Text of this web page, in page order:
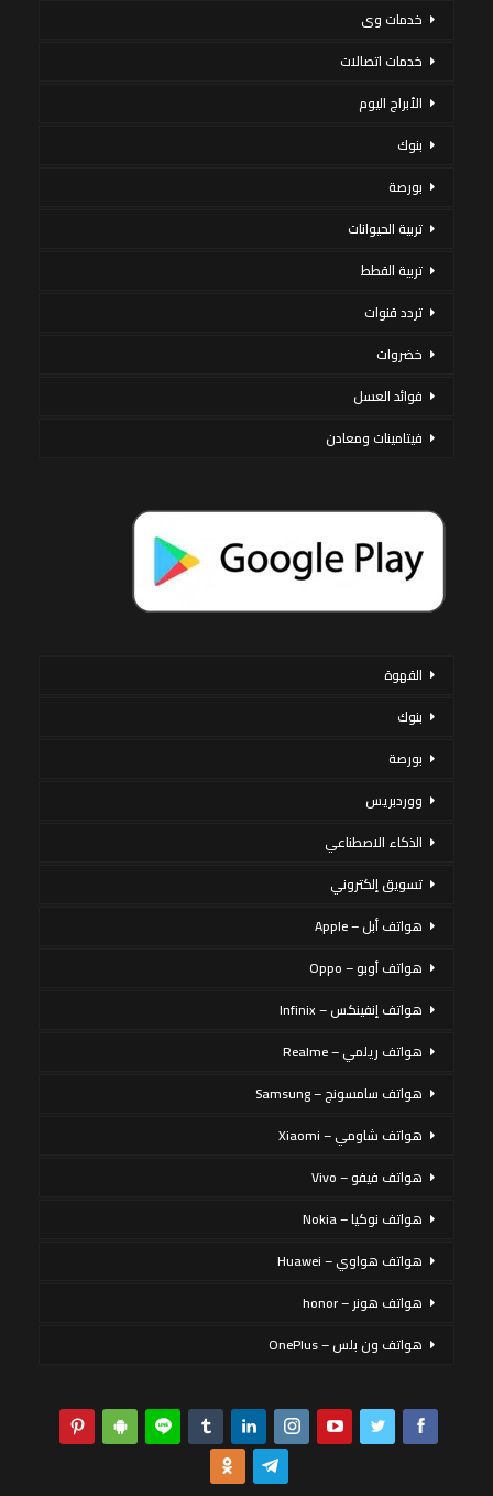
خدمات وى
خدمات اتصالات
الأبراج اليوم
بنوك
بورصة
تربية الحيوانات
تربية القطط
تردد قنوات
خضروات
فوائد العسل
فيتامينات ومعادن
القهوة
بنوك
بورصة
ووردبريس
الذكاء الاصطناعي
تسويق إلكتروني
هواتف أبل – Apple
هواتف أوبو – Oppo
هواتف إنفينكس – Infinix
هواتف ريلمي – Realme
هواتف سامسونج – Samsung
هواتف شاومي – Xiaomi
هواتف فيفو – Vivo
هواتف نوكيا – Nokia
هواتف هواوي – Huawei
هواتف هونر – honor
هواتف ون بلس – OnePlus